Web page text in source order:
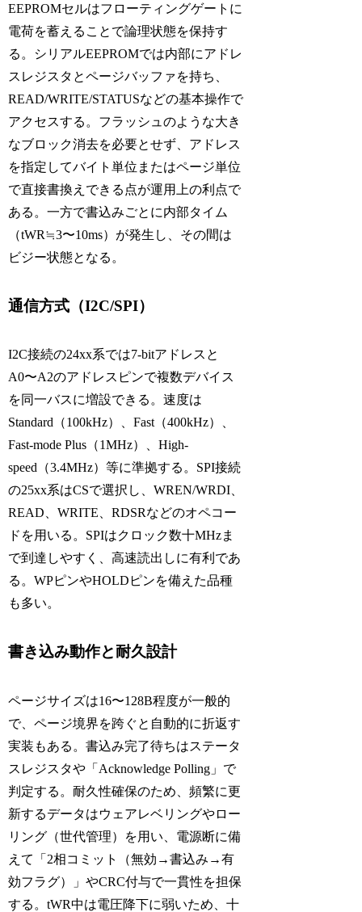
EEPROMセルはフローティングゲートに
電荷を蓄えることで論理状態を保持す
る。シリアルEEPROMでは内部にアドレ
スレジスタとページバッファを持ち、
READ/WRITE/STATUSなどの基本操作で
アクセスする。フラッシュのような大き
なブロック消去を必要とせず、アドレス
を指定してバイト単位またはページ単位
で直接書換えできる点が運用上の利点で
ある。一方で書込みごとに内部タイム
（tWR≒3〜10ms）が発生し、その間は
ビジー状態となる。
通信方式（I2C/SPI）
I2C接続の24xx系では7-bitアドレスと
A0〜A2のアドレスピンで複数デバイス
を同一バスに増設できる。速度は
Standard（100kHz）、Fast（400kHz）、
Fast-mode Plus（1MHz）、High-
speed（3.4MHz）等に準拠する。SPI接続
の25xx系はCSで選択し、WREN/WRDI、
READ、WRITE、RDSRなどのオペコー
ドを用いる。SPIはクロック数十MHzま
で到達しやすく、高速読出しに有利であ
る。WPピンやHOLDピンを備えた品種
も多い。
書き込み動作と耐久設計
ページサイズは16〜128B程度が一般的
で、ページ境界を跨ぐと自動的に折返す
実装もある。書込み完了待ちはステータ
スレジスタや「Acknowledge Polling」で
判定する。耐久性確保のため、頻繁に更
新するデータはウェアレベリングやロー
リング（世代管理）を用い、電源断に備
えて「2相コミット（無効→書込み→有
効フラグ）」やCRC付与で一貫性を担保
する。tWR中は電圧降下に弱いため、十